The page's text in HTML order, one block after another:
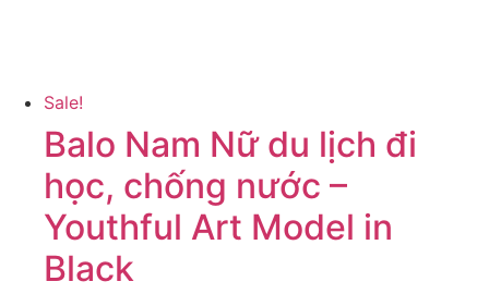
Sale!
Balo Nam Nữ du lịch đi
học, chống nước –
Youthful Art Model in
Black